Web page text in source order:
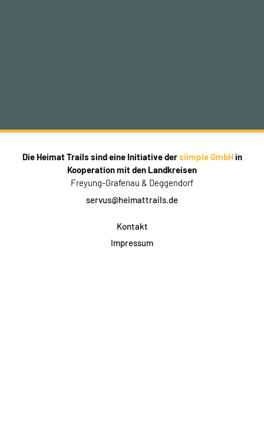
Die Heimat Trails sind eine Initiative dersiimple GmbHin
Kooperation mit den Landkreisen
Freyung-Grafenau & Deggendorf
servus@heimattrails.de
Kontakt
Impressum